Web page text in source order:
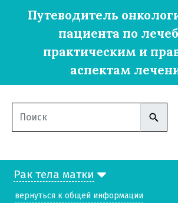
Путеводитель
пациента по
практическим и
аспектам
Рак тела матки
вернуться к общей информации